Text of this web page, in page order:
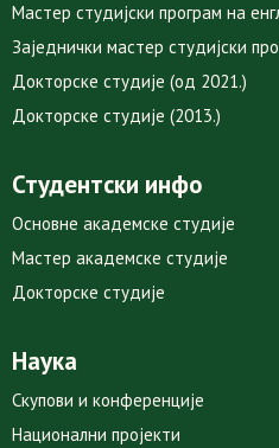
Мастер студијски програм на
Заједнички мастер студијски
Докторске студије (од 2021.)
Докторске студије (2013.)
Студентски инфо
Основне академске студије
Мастер академске студије
Докторске студије
Наука
Скупови и конференције
Национални пројекти